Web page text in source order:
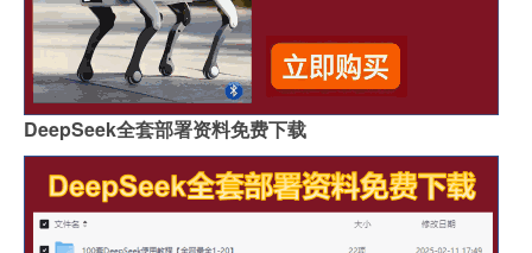
DeepSeek全套部署资料免费下载